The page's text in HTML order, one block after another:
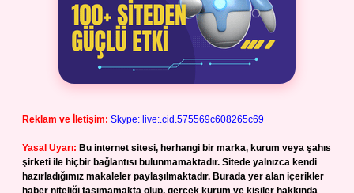
Reklam ve İletişim: Skype: live:.cid.575569c608265c69
Yasal Uyarı: Bu internet sitesi, herhangi bir marka, kurum veya şahıs
şirketi ile hiçbir bağlantısı bulunmamaktadır. Sitede yalnızca kendi
hazırladığımız makaleler paylaşılmaktadır. Burada yer alan içerikler
haber niteliği taşımamakta olup, gerçek kurum ve kişiler hakkında